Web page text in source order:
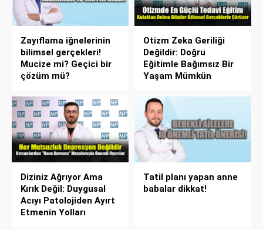
Zayıflama iğnelerinin
bilimsel gerçekleri!
Mucize mi? Geçici bir
çözüm mü?
Otizm Zeka Geriliği
Değildir: Doğru
Eğitimle Bağımsız Bir
Yaşam Mümkün
Diziniz Ağrıyor Ama
Kırık Değil: Duygusal
Acıyı Patolojiden Ayırt
Etmenin Yolları
Tatil planı yapan anne
babalar dikkat!